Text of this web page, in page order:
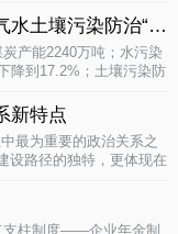
04-12
山西下发行动计划打好大气水土壤污染防治“三战役”
产能2240万吨；水污染
降到17.2%；土壤污染防
新特点
最为重要的政治关系之
设路径的独特，更体现在
支柱制度——企业年金制